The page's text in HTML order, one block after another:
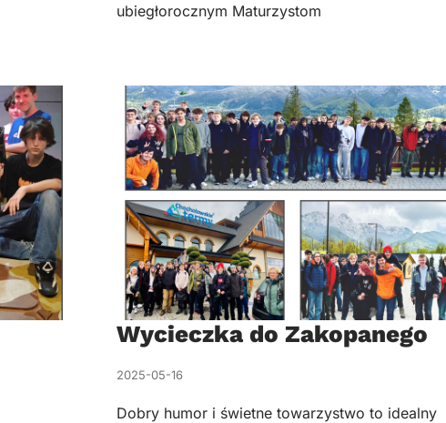
ubiegłorocznym Maturzystom
Wycieczka do Zakopanego
2025-05-16
Dobry humor i świetne towarzystwo to idealny